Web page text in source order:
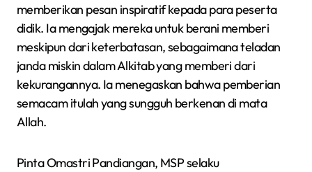
memberikan pesan inspiratif kepada para peserta
didik. Ia mengajak mereka untuk berani memberi
meskipun dari keterbatasan, sebagaimana teladan
janda miskin dalam Alkitab yang memberi dari
kekurangannya. Ia menegaskan bahwa pemberian
semacam itulah yang sungguh berkenan di mata
Allah.
Pinta Omastri Pandiangan, MSP selaku